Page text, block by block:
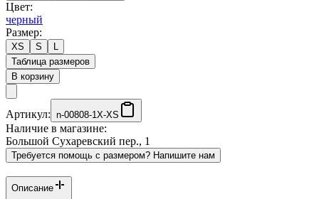
Цвет:
черный
Размер:
XS S
L
Таблица размеров
В корзину
Артикул: n-00808-1X-XS
Наличие в магазине:
Большой Сухаревский пер., 1
Требуется помощь с размером? Напишите нам
Описание